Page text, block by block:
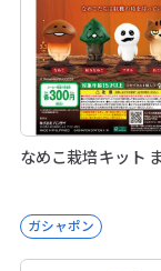
なめこ栽培キット
ガシャポン